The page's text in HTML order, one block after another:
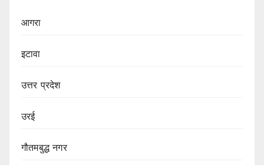
आगरा
इटावा
उत्तर प्रदेश
उरई
गौतमबुद्ध नगर